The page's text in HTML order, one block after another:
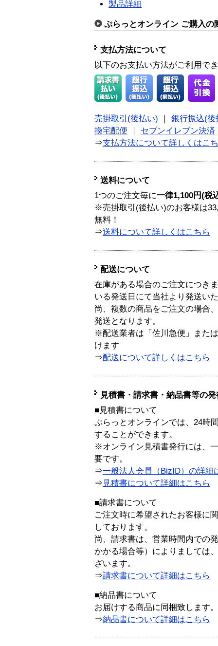
製品詳細
ぷらっとオンライン ご購入の
支払方法について
以下のお支払い方法がご利用で
売掛取引(後払い)
銀行振込(後
換宅配便
セブンイレブン決済
⇒支払方法について詳しくはこ
送料について
1つのご注文毎に一律1,100円(税
※売掛取引(後払い)のお客様は
無料！
⇒送料について詳しくはこちら
配送について
在庫がある場合のご注文につき
いる発送日にて当社より発送い
尚、複数の商品をご注文の場合
発送となります。
※配送業者は「佐川急便」また
けます
⇒配送について詳しくはこちら
見積書・請求書・納品書等の
■見積書について
ぷらっとオンラインでは、24時
することができます。
※オンライン見積書発行には、
要です。
⇒一般法人会員（BizID）の詳細
⇒ 見積書について詳細はこちら
■請求書について
ご注文時に希望されたお客様に
しております。
尚、請求書は、営業時間内での
かかる場合等）によりましては
ざいます。
⇒請求書について詳細はこちら
■納品書について
お届けする商品に同梱致します。
⇒納品書について詳細はこちら